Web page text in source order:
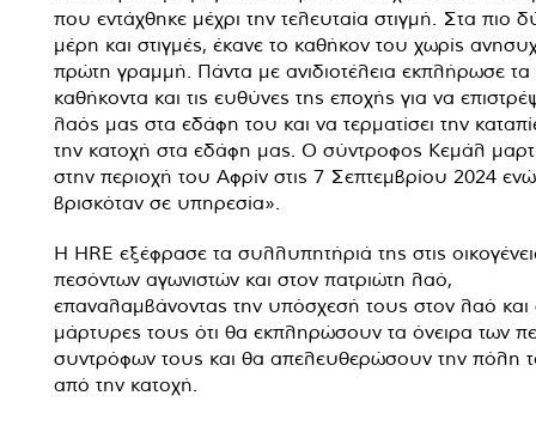
που εντάχθηκε μέχρι την τελευταία στιγμή. Στα πιο
μέρη και στιγμές, έκανε το καθήκον του χωρίς
πρώτη γραμμή. Πάντα με ανιδιοτέλεια εκπλήρωσε τα
καθήκοντα και τις ευθύνες της εποχής για να
λαός μας στα εδάφη του και να τερματίσει την
την κατοχή στα εδάφη μας. Ο σύντροφος Κεμάλ
στην περιοχή του Αφρίν στις 7 Σεπτεμβρίου 2024 ενώ
βρισκόταν σε υπηρεσία».
Η HRE εξέφρασε τα συλλυπητήριά της στις
πεσόντων αγωνιστών και στον πατριώτη λαό,
επαναλαμβάνοντας την υπόσχεσή τους στον λαό και
μάρτυρες τους ότι θα εκπληρώσουν τα όνειρα των
συντρόφων τους και θα απελευθερώσουν την πόλη
από την κατοχή.